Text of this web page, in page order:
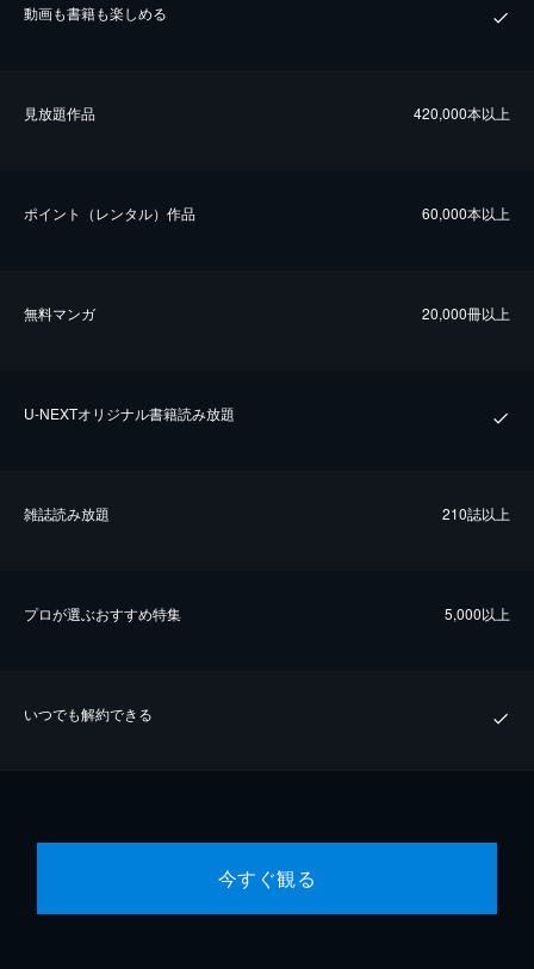
動画も書籍も楽しめる
⾒放題作品 420,000本以上
ポイント（レンタル）作品 60,000本以上
無料マンガ 20,000冊以上
U-NEXTオリジナル書籍読み放題
雑誌読み放題 210誌以上
プロが選ぶおすすめ特集 5,000以上
いつでも解約できる
今すぐ観る